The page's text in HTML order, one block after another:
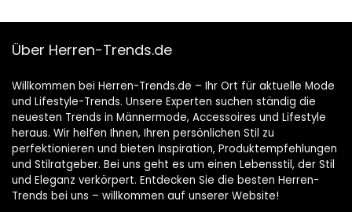
Über Herren-Trends.de
Willkommen bei Herren-Trends.de – Ihr Ort für aktuelle Mode
und Lifestyle-Trends. Unsere Experten suchen ständig die
neuesten Trends in Männermode, Accessoires und Lifestyle
heraus. Wir helfen Ihnen, Ihren persönlichen Stil zu
perfektionieren und bieten Inspiration, Produktempfehlungen
und Stilratgeber. Bei uns geht es um einen Lebensstil, der Stil
und Eleganz verkörpert. Entdecken Sie die besten Herren-
Trends bei uns – willkommen auf unserer Website!